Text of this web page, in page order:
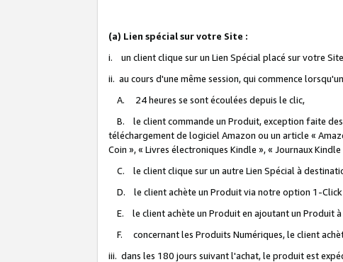
(a) Lien spécial sur votre Site :
i. un client clique sur un Lien Spécial placé sur votre
ii. au cours d'une même session, qui commence
A. 24 heures se sont écoulées depuis le clic,
B. le client commande un Produit, exception faite des
téléchargement de logiciel Amazon ou un article «
Coin », « Livres électroniques Kindle », « Journaux
C. le client clique sur un autre Lien Spécial à
D. le client achète un Produit via notre option 1-Click
E. le client achète un Produit en ajoutant un Produit à
F. concernant les Produits Numériques, le client
iii. dans les 180 jours suivant l'achat, le produit est